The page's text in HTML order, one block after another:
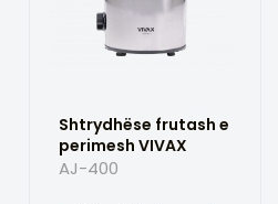
Shtrydhëse frutash e
perimesh VIVAX
AJ-400